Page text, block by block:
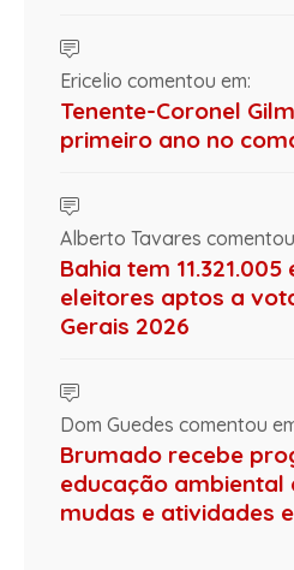
Ericelio comentou em:
Tenente-Coronel
primeiro ano no
Alberto Tavares
Bahia tem
eleitores aptos a
Gerais 2026
Dom Guedes comentou
Brumado recebe
educação ambiental
mudas e atividades